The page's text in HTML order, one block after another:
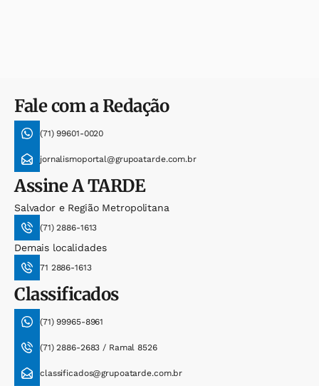
Fale com a Redação
(71) 99601-0020
jornalismoportal@grupoatarde.com.br
AssineA TARDE
Salvador e Região Metropolitana
(71) 2886-1613
Demais localidades
71 2886-1613
Classificados
(71) 99965-8961
(71) 2886-2683 / Ramal 8526
classificados@grupoatarde.com.br